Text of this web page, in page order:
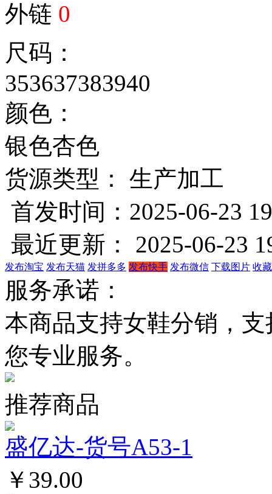
外链 0
尺码：
353637383940
颜色：
银色杏色
货源类型： 生产加工
首发时间：2025-06-23
最近更新： 2025-06-23
发布淘宝 发布天猫 发拼多多 发布快手 发布微信 下载图片 收
服务承诺：
本商品支持女鞋分销，
您专业服务。
推荐商品
盛亿达-货号A53-1
￥39.00